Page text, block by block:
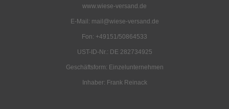
www.wiese-versand.de
E-Mail: mail@wiese-versand.de
Fon: +49151/50864533
UST-ID-Nr.: DE 282734925
Geschäftsform: Einzelunternehmen
Inhaber: Frank Reinack